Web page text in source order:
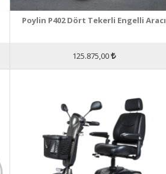
Poylin P402 Dört Tekerli Engelli Aracı
125.875,00